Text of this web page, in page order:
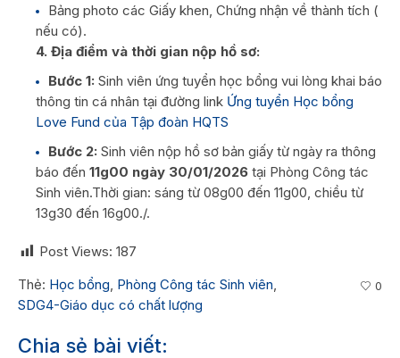
Bảng photo các Giấy khen, Chứng nhận về thành tích (
nếu có).
4. Địa điểm và thời gian nộp hồ sơ:
Bước 1: Sinh viên ứng tuyển học bổng vui lòng khai báo
thông tin cá nhân tại đường link Ứng tuyển Học bổng
Love Fund của Tập đoàn HQTS
Bước 2: Sinh viên nộp hồ sơ bản giấy từ ngày ra thông
báo đến 11g00 ngày 30/01/2026 tại Phòng Công tác
Sinh viên.Thời gian: sáng từ 08g00 đến 11g00, chiều từ
13g30 đến 16g00./.
Post Views: 187
Thẻ: Học bổng, Phòng Công tác Sinh viên,
SDG4-Giáo dục có chất lượng
0
Chia sẻ bài viết: